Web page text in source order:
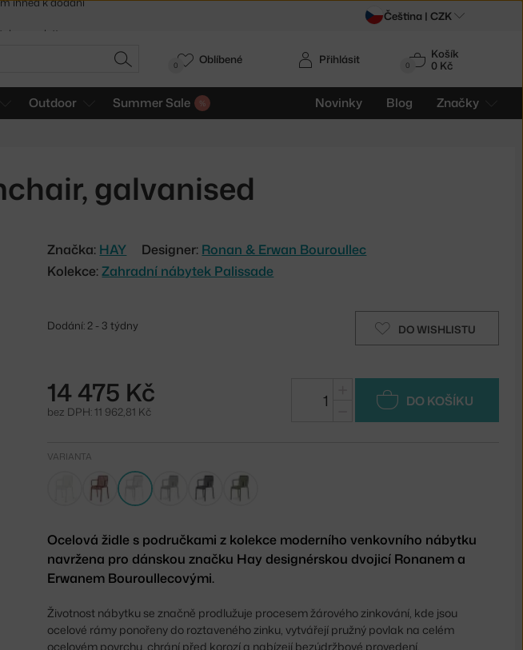
HLEDAT 0
Košík
0 Kč
Outdoor Summer Sale Novinky Blog Značky
Přihlásit
0 Oblíbené
galvanised
Značka: HAY Designer: Ronan & Erwan Bouroullec
Kolekce:Zahradní nábytek Palissade
DO WISHLISTU
Dodání: 2 - 3 týdny
14 475 Kč
bez DPH: 11 962,81 Kč
DO KOŠÍKU
VARIANTA
Ocelová židle s područkami z kolekce moderního venkovního nábytku
navržena pro dánskou značku Hay designérskou dvojicí Ronanem a
Erwanem Bouroullecovými.
Životnost nábytku se značně prodlužuje procesem žárového zinkování, kde jsou
ocelové rámy ponořeny do roztaveného zinku, vytvářejí pružný povlak na celém
ocelovém povrchu, chrání před korozí a nabízejí bezúdržbové provedení.
Čeština | CZK